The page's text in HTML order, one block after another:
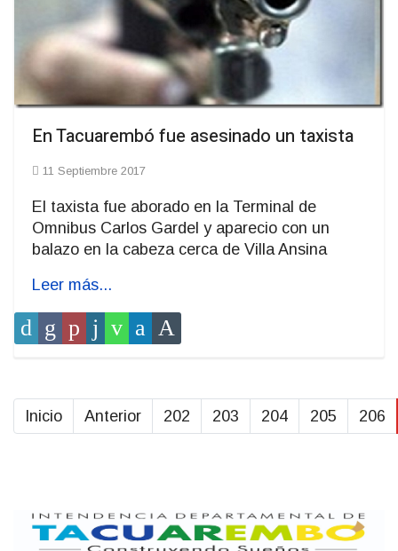
En Tacuarembó fue asesinado un taxista
11 Septiembre 2017
El taxista fue aborado en la Terminal de
Omnibus Carlos Gardel y aparecio con un
balazo en la cabeza cerca de Villa Ansina
Leer más...
Inicio Anterior 202 203 204 205 206